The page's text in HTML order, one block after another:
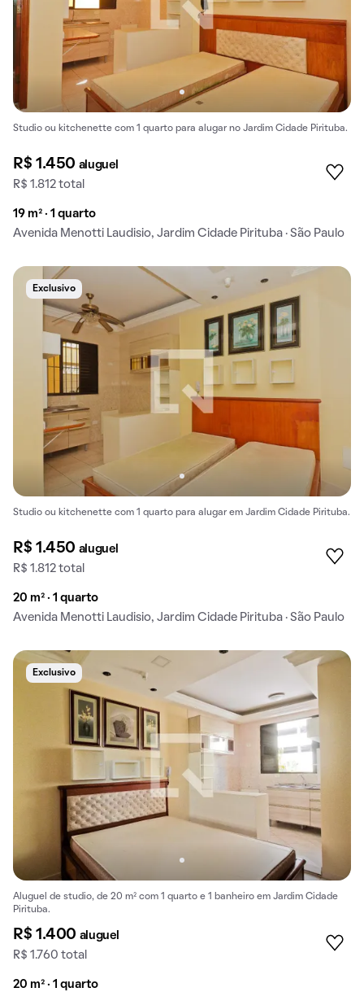
Studio ou kitchenette com 1 quarto para alugar no Jardim Cidade Pirituba.
R$ 1.450 aluguel
R$ 1.812 total
19 m² · 1 quarto
Avenida Menotti Laudisio, Jardim Cidade Pirituba · São Paulo
Exclusivo
Studio ou kitchenette com 1 quarto para alugar em Jardim Cidade Pirituba.
R$ 1.450 aluguel
R$ 1.812 total
20 m² · 1 quarto
Avenida Menotti Laudisio, Jardim Cidade Pirituba · São Paulo
Exclusivo
Aluguel de studio, de 20 m² com 1 quarto e 1 banheiro em Jardim Cidade
Pirituba.
R$ 1.400 aluguel
R$ 1.760 total
20 m² · 1 quarto